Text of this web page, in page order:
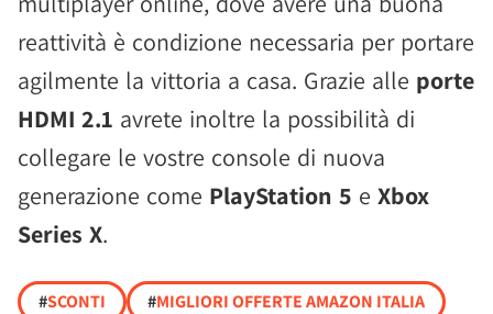
reattività è condizione necessaria per portare
agilmente la vittoria a casa. Grazie alle porte
HDMI 2.1 avrete inoltre la possibilità di
collegare le vostre console di nuova
generazione come PlayStation 5 e Xbox
Series X.
#SCONTI #MIGLIORI OFFERTE AMAZON ITALIA